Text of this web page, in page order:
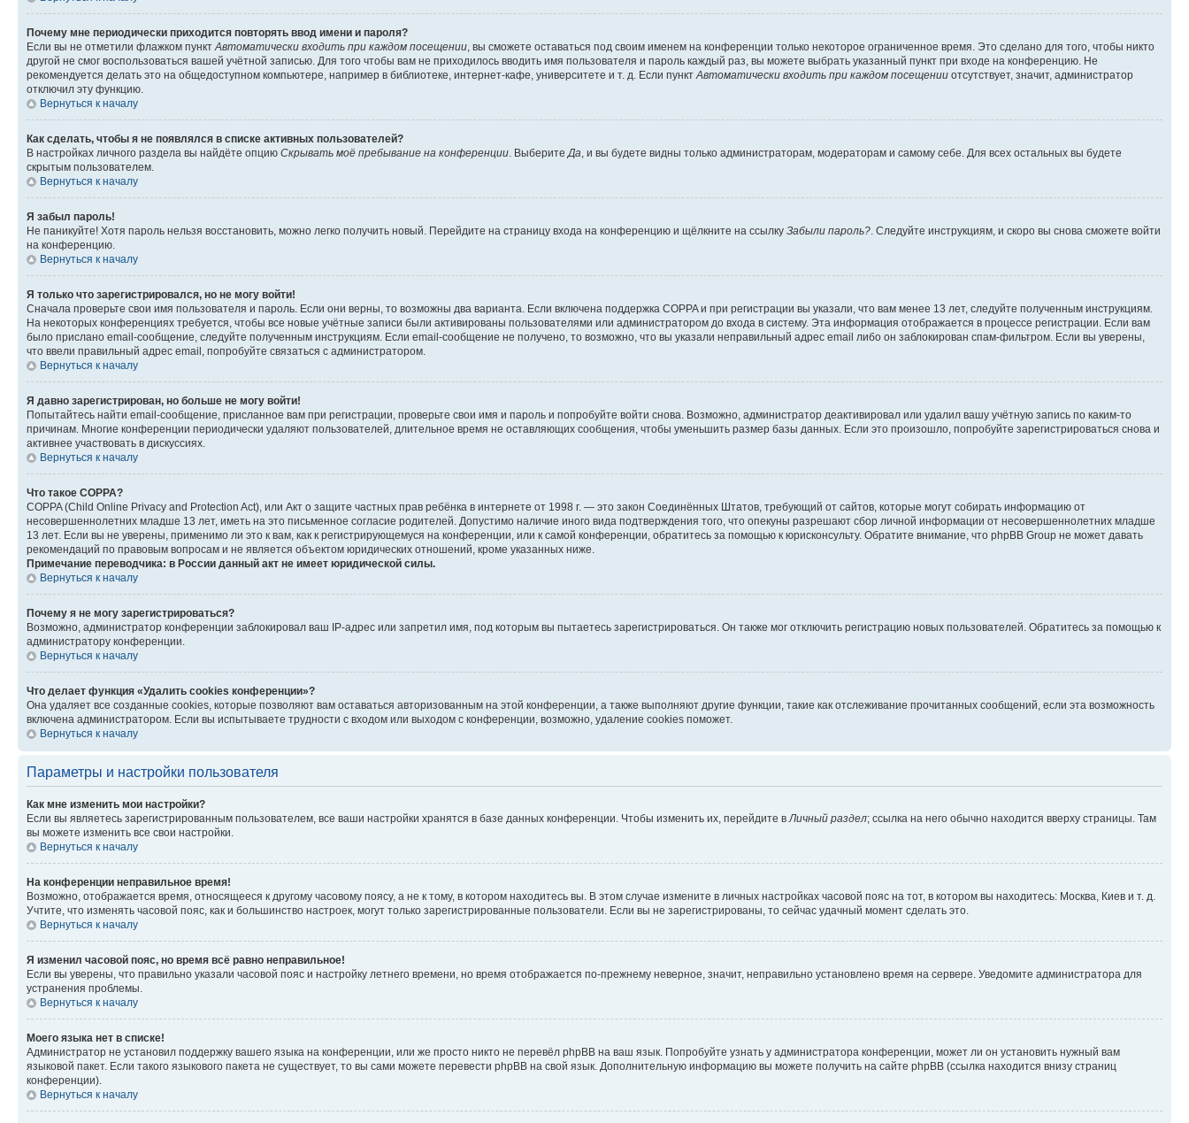
Почему мне периодически приходится повторять ввод имени и пароля?
Если вы не отметили флажком пунктАвтоматически входить при каждом посещении, вы сможете оставаться под своим именем на конференции только некоторое ограниченное время. Это сделано для того, чтобы никто
другой не смог воспользоваться вашей учётной записью. Для того чтобы вам не приходилось вводить имя пользователя и пароль каждый раз, вы можете выбрать указанный пункт при входе на конференцию. Не
рекомендуется делать это на общедоступном компьютере, например в библиотеке, интернет-кафе, университете и т. д. Если пунктАвтоматически входить при каждом посещении отсутствует, значит, администратор
отключил эту функцию.
Вернуться к началу
Как сделать, чтобы я не появлялся в списке активных пользователей?
В настройках личного раздела вы найдёте опцию Скрывать моё пребывание на конференции. ВыберитеДа, и вы будете видны только администраторам, модераторам и самому себе. Для всех остальных вы будете
скрытым пользователем.
Вернуться к началу
Я забыл пароль!
Не паникуйте! Хотя пароль нельзя восстановить, можно легко получить новый. Перейдите на страницу входа на конференцию и щёлкните на ссылку Забыли пароль?. Следуйте инструкциям, и скоро вы снова сможете войти
на конференцию.
Вернуться к началу
Я только что зарегистрировался, но не могу войти!
Сначала проверьте свои имя пользователя и пароль. Если они верны, то возможны два варианта. Если включена поддержка COPPA и при регистрации вы указали, что вам менее 13 лет, следуйте полученным инструкциям.
На некоторых конференциях требуется, чтобы все новые учётные записи были активированы пользователями или администратором до входа в систему. Эта информация отображается в процессе регистрации. Если вам
было прислано email-сообщение, следуйте полученным инструкциям. Если email-сообщение не получено, то возможно, что вы указали неправильный адрес email либо он заблокирован спам-фильтром. Если вы уверены,
что ввели правильный адрес email, попробуйте связаться с администратором.
Вернуться к началу
Я давно зарегистрирован, но больше не могу войти!
Попытайтесь найти email-сообщение, присланное вам при регистрации, проверьте свои имя и пароль и попробуйте войти снова. Возможно, администратор деактивировал или удалил вашу учётную запись по каким-то
причинам. Многие конференции периодически удаляют пользователей, длительное время не оставляющих сообщения, чтобы уменьшить размер базы данных. Если это произошло, попробуйте зарегистрироваться снова и
активнее участвовать в дискуссиях.
Вернуться к началу
Что такое COPPA?
COPPA (Child Online Privacy and Protection Act), или Акт о защите частных прав ребёнка в интернете от 1998 г. — это закон Соединённых Штатов, требующий от сайтов, которые могут собирать информацию от
несовершеннолетних младше 13 лет, иметь на это письменное согласие родителей. Допустимо наличие иного вида подтверждения того, что опекуны разрешают сбор личной информации от несовершеннолетних младше
13 лет. Если вы не уверены, применимо ли это к вам, как к регистрирующемуся на конференции, или к самой конференции, обратитесь за помощью к юрисконсульту. Обратите внимание, что phpBB Group не может давать
рекомендаций по правовым вопросам и не является объектом юридических отношений, кроме указанных ниже.
Примечание переводчика: в России данный акт не имеет юридической силы.
Вернуться к началу
Почему я не могу зарегистрироваться?
Возможно, администратор конференции заблокировал ваш IP-адрес или запретил имя, под которым вы пытаетесь зарегистрироваться. Он также мог отключить регистрацию новых пользователей. Обратитесь за помощью к
администратору конференции.
Вернуться к началу
Что делает функция «Удалить cookies конференции»?
Она удаляет все созданные cookies, которые позволяют вам оставаться авторизованным на этой конференции, а также выполняют другие функции, такие как отслеживание прочитанных сообщений, если эта возможность
включена администратором. Если вы испытываете трудности с входом или выходом с конференции, возможно, удаление cookies поможет.
Вернуться к началу
Параметры и настройки пользователя
Как мне изменить мои настройки?
Если вы являетесь зарегистрированным пользователем, все ваши настройки хранятся в базе данных конференции. Чтобы изменить их, перейдите вЛичный раздел; ссылка на него обычно находится вверху страницы. Там
вы можете изменить все свои настройки.
Вернуться к началу
На конференции неправильное время!
Возможно, отображается время, относящееся к другому часовому поясу, а не к тому, в котором находитесь вы. В этом случае измените в личных настройках часовой пояс на тот, в котором вы находитесь: Москва, Киев и т. д.
Учтите, что изменять часовой пояс, как и большинство настроек, могут только зарегистрированные пользователи. Если вы не зарегистрированы, то сейчас удачный момент сделать это.
Вернуться к началу
Я изменил часовой пояс, но время всё равно неправильное!
Если вы уверены, что правильно указали часовой пояс и настройку летнего времени, но время отображается по-прежнему неверное, значит, неправильно установлено время на сервере. Уведомите администратора для
устранения проблемы.
Вернуться к началу
Моего языка нет в списке!
Администратор не установил поддержку вашего языка на конференции, или же просто никто не перевёл phpBB на ваш язык. Попробуйте узнать у администратора конференции, может ли он установить нужный вам
языковой пакет. Если такого языкового пакета не существует, то вы сами можете перевести phpBB на свой язык. Дополнительную информацию вы можете получить на сайте phpBB (ссылка находится внизу страниц
конференции).
Вернуться к началу